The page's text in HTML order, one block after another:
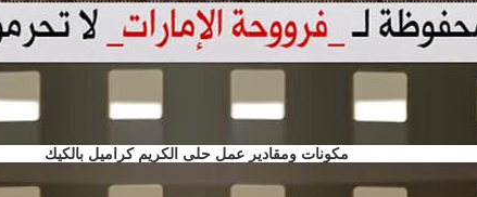
مكونات ومقادير عمل حلى الكريم كراميل بالكيك